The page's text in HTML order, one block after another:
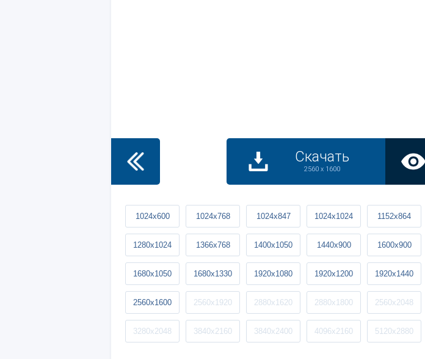
Скачать
2560 x 1600
1024x600 1024x768 1024x847 1024x1024 1152x864
1280x1024 1366x768 1400x1050 1440x900 1600x900
1680x1050 1680x1330 1920x1080 1920x1200 1920x1440
2560x1600 2560x1920 2880x1620 2880x1800 2560x2048
3280x2048 3840x2160 3840x2400 4096x2160 5120x2880